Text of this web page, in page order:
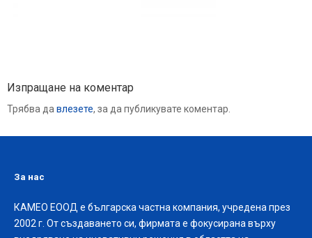
Изпращане на коментар
Трябва да влезете, за да публикувате коментар.
За нас
КАМЕО ЕООД е българска частна компания, учредена през
2002 г. От създаването си, фирмата е фокусирана върху